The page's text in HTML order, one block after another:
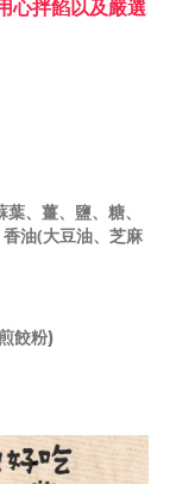
心拌餡以及嚴選
、薑、鹽、糖、
油(大豆油、芝麻
餃粉)